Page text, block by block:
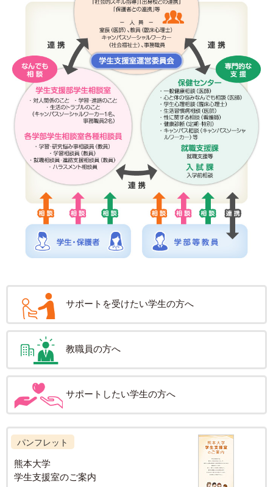
サポートを受けたい学生の方へ
教職員の方へ
サポートしたい学生の方へ
パンフレット
熊本大学
学生支援室のご案内
サポートしたい学生の方へ
新着情報